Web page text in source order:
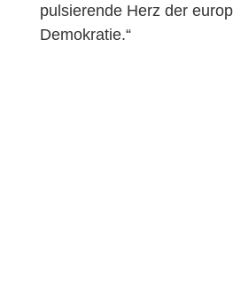
pulsierende Herz der
Demokratie.“